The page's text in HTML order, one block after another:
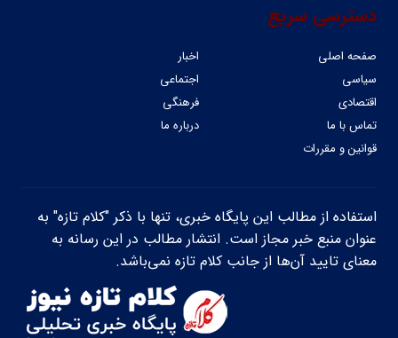
دسترسی سریع
صفحه اصلی
اخبار
سیاسی
اجتماعی
اقتصادی
فرهنگی
تماس با ما
درباره ما
قوانین و مقررات
استفاده از مطالب این پایگاه خبری، تنها با ذکر "کلام تازه" به
عنوان منبع خبر مجاز است. انتشار مطالب در این رسانه به
معنای تایید آن‌ها از جانب کلام تازه نمی‌باشد.